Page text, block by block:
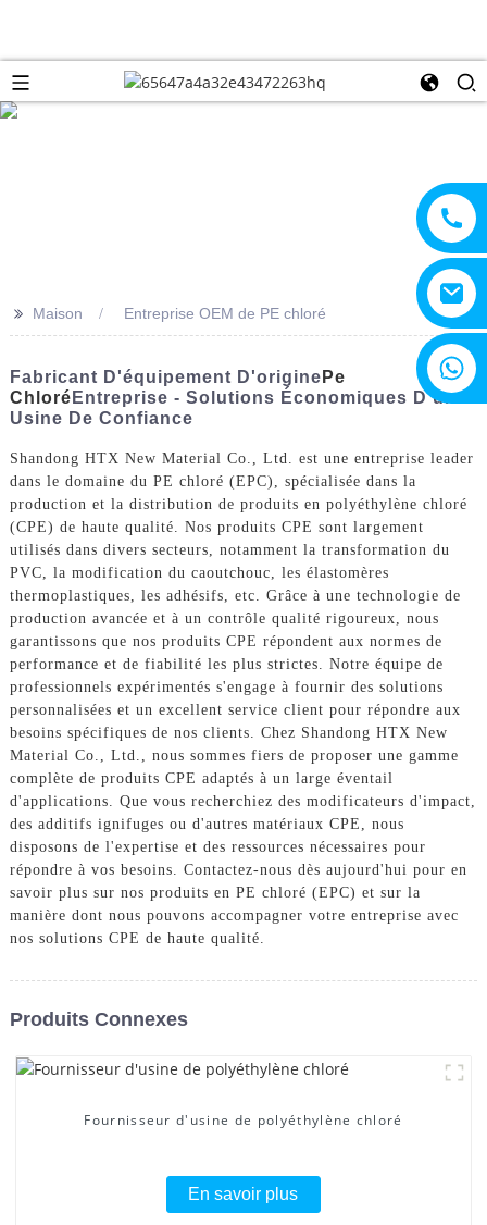
>> Maison Entreprise OEM de PE chloré
Fabricant D'équipement D'origine Pe
Chloré Entreprise - Solutions Économiques D'une
Usine De Confiance
Shandong HTX New Material Co., Ltd. est une entreprise leader
dans le domaine du PE chloré (EPC), spécialisée dans la
production et la distribution de produits en polyéthylène chloré
(CPE) de haute qualité. Nos produits CPE sont largement
utilisés dans divers secteurs, notamment la transformation du
PVC, la modification du caoutchouc, les élastomères
thermoplastiques, les adhésifs, etc. Grâce à une technologie de
production avancée et à un contrôle qualité rigoureux, nous
garantissons que nos produits CPE répondent aux normes de
performance et de fiabilité les plus strictes. Notre équipe de
professionnels expérimentés s'engage à fournir des solutions
personnalisées et un excellent service client pour répondre aux
besoins spécifiques de nos clients. Chez Shandong HTX New
Material Co., Ltd., nous sommes fiers de proposer une gamme
complète de produits CPE adaptés à un large éventail
d'applications. Que vous recherchiez des modificateurs d'impact,
des additifs ignifuges ou d'autres matériaux CPE, nous
disposons de l'expertise et des ressources nécessaires pour
répondre à vos besoins. Contactez-nous dès aujourd'hui pour en
savoir plus sur nos produits en PE chloré (EPC) et sur la
manière dont nous pouvons accompagner votre entreprise avec
nos solutions CPE de haute qualité.
Produits Connexes
Fournisseur d'usine de polyéthylène chloré
En savoir plus